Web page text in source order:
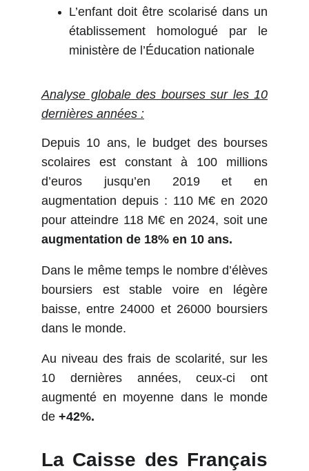
L’enfant doit être scolarisé dans un
établissement homologué par le
ministère de l’Éducation nationale
Analyse globale des bourses sur les 10
dernières années :
Depuis 10 ans, le budget des bourses
scolaires est constant à 100 millions
d’euros jusqu’en 2019 et en
augmentation depuis : 110 M€ en 2020
pour atteindre 118 M€ en 2024, soit une
augmentation de 18% en 10 ans.
Dans le même temps le nombre d’élèves
boursiers est stable voire en légère
baisse, entre 24000 et 26000 boursiers
dans le monde.
Au niveau des frais de scolarité, sur les
10 dernières années, ceux-ci ont
augmenté en moyenne dans le monde
de +42%.
La Caisse des Français